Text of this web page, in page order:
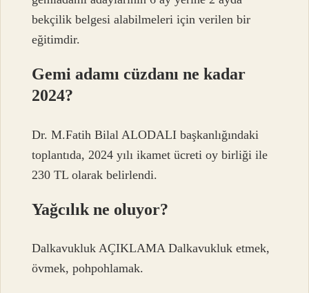
bekçilik belgesi alabilmeleri için verilen bir
eğitimdir.
Gemi adamı cüzdanı ne kadar
2024?
Dr. M.Fatih Bilal ALODALI başkanlığındaki
toplantıda, 2024 yılı ikamet ücreti oy birliği ile
230 TL olarak belirlendi.
Yağcılık ne oluyor?
Dalkavukluk AÇIKLAMA Dalkavukluk etmek,
övmek, pohpohlamak.